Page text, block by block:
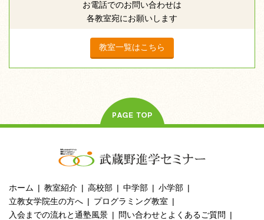
お電話でのお問い合わせは
各教室宛にお願いします
教室一覧はこちら
ホーム 教室紹介 高校部 中学部
小学部
立教女学院生の方へ
プログラミング教室
入会までの流れと通塾風景
問い合わせとよくあるご質問